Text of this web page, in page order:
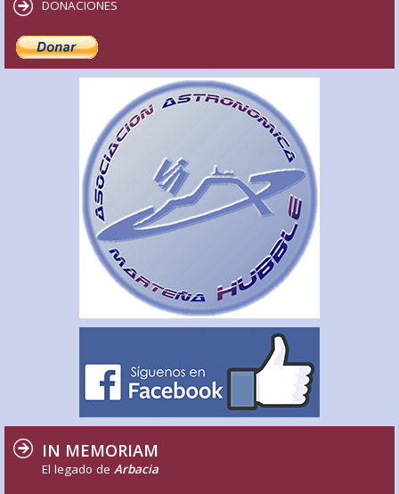
DONACIONES
IN MEMORIAM
El legado de Arbacia